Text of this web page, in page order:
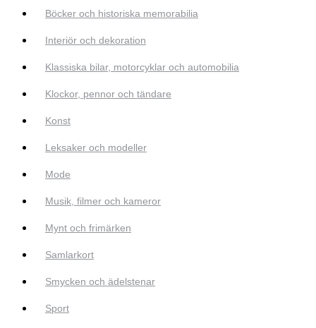
Böcker och historiska memorabilia
Interiör och dekoration
Klassiska bilar, motorcyklar och automobilia
Klockor, pennor och tändare
Konst
Leksaker och modeller
Mode
Musik, filmer och kameror
Mynt och frimärken
Samlarkort
Smycken och ädelstenar
Sport